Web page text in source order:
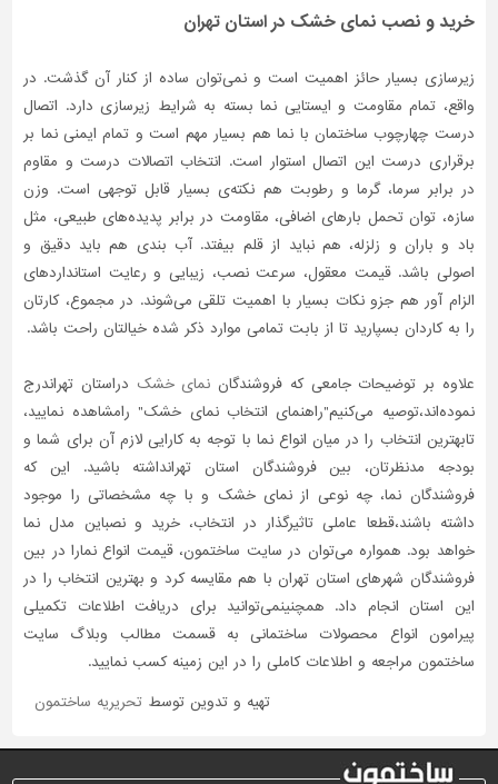
خرید و نصب نمای خشک در استان تهران
زیرسازی بسیار حائز اهمیت است و نمی‌توان ساده از کنار آن گذشت. در
واقع، تمام مقاومت و ایستایی نما بسته به شرایط زیرسازی دارد. اتصال
درست چهارچوب ساختمان با نما هم بسیار مهم است و تمام ایمنی نما بر
برقراری درست این اتصال استوار است. انتخاب اتصالات درست و مقاوم
در برابر سرما، گرما و رطوبت هم نکته‌ی بسیار قابل توجهی است. وزن
سازه، توان تحمل بارهای اضافی، مقاومت در برابر پدیده‌های طبیعی، مثل
باد و باران و زلزله، هم نباید از قلم بیفتد. آب بندی هم باید دقیق و
اصولی باشد. قیمت معقول، سرعت نصب، زیبایی و رعایت استانداردهای
الزام آور هم جزو نکات بسیار با اهمیت تلقی می‌شوند. در مجموع، کارتان
را به کاردان بسپارید تا از بابت تمامی موارد ذکر شده خیالتان راحت باشد.
علاوه بر توضیحات جامعی که فروشندگان نمای خشک دراستان تهراندرج
نموده‌اند،توصیه می‌کنیم"راهنمای انتخاب نمای خشک" رامشاهده نمایید،
تابهترین انتخاب را در میان انواع نما با توجه به کارایی لازم آن برای شما و
بودجه مدنظرتان، بین فروشندگان استان تهرانداشته باشید. این که
فروشندگان نما، چه نوعی از نمای خشک و با چه مشخصاتی را موجود
داشته باشند،قطعا عاملی تاثیر‌گذار در انتخاب، خرید و نصباین مدل نما
خواهد بود. همواره می‌توان در سایت ساختمون، قیمت انواع نمارا در بین
فروشندگان شهرهای استان تهران با هم مقایسه کرد و بهترین انتخاب را در
این استان انجام داد. همچنینمی‌توانید برای دریافت اطلاعات تکمیلی
پیرامون انواع محصولات ساختمانی به قسمت مطالب وبلاگ سایت
ساختمون مراجعه و اطلاعات کاملی را در این زمینه کسب نمایید.
تهیه و تدوین توسط تحریریه ساختمون